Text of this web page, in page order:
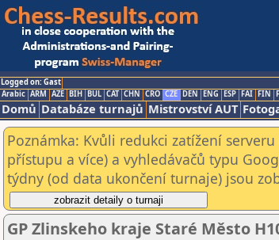
Logged on: Gast
Arabic ARM AZE BIH BUL CAT CHN CRO CZE DEN ENG ESP FAI FIN
Domů Databáze turnajů Mistrovství AUT
Poznámka: Kvůli redukci zatížení
přístupu a více) a vyhledávačů typu
týdny (od data ukončení turnaje) jsou
GP Zlinskeho kraje Staré Město